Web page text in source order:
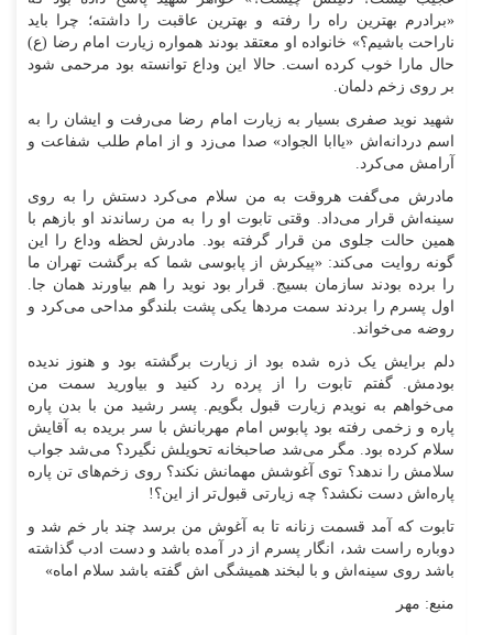
«برادرم بهترین راه را رفته و بهترین عاقبت را داشته؛ چرا باید
ناراحت باشیم؟» خانواده او معتقد بودند همواره زیارت امام رضا (ع)
حال مارا خوب کرده است. حالا این وداع توانسته بود مرحمی شود
بر روی زخم دلمان.
شهید نوید صفری بسیار به زیارت امام رضا می‌رفت و ایشان را به
اسم دردانه‌اش «یاابا الجواد» صدا می‌زد و از امام طلب شفاعت و
آرامش می‌کرد.
مادرش می‌گفت هروقت به من سلام می‌کرد دستش را به روی
سینه‌اش قرار می‌داد. وقتی تابوت او را به من رساندند او بازهم با
همین حالت جلوی من قرار گرفته بود. مادرش لحظه وداع را این
گونه روایت می‌کند: «پیکرش از پابوسی شما که برگشت تهران ما
را برده بودند سازمان بسیج. قرار بود نوید را هم بیاورند همان جا.
اول پسرم را بردند سمت مرد‌ها یکی پشت بلندگو مداحی می‌کرد و
روضه می‌خواند.
دلم برایش یک ذره شده بود از زیارت برگشته بود و هنوز ندیده
بودمش. گفتم تابوت را از پرده رد کنید و بیاورید سمت من
می‌خواهم به نویدم زیارت قبول بگویم. پسر رشید من با بدن پاره
پاره و زخمی رفته بود پابوس امام مهربانش با سر بریده به آقایش
سلام کرده بود. مگر می‌شد صاحبخانه تحویلش نگیرد؟ می‌شد جواب
سلامش را ندهد؟ توی آغوشش مهمانش نکند؟ روی زخم‌های تن پاره
پاره‌اش دست نکشد؟ چه زیارتی قبول‌تر از این؟!
تابوت که آمد قسمت زنانه تا به آغوش من برسد چند بار خم شد و
دوباره راست شد، انگار پسرم از در آمده باشد و دست ادب گذاشته
باشد روی سینه‌اش و با لبخند همیشگی اش گفته باشد سلام اماه»
منبع: مهر